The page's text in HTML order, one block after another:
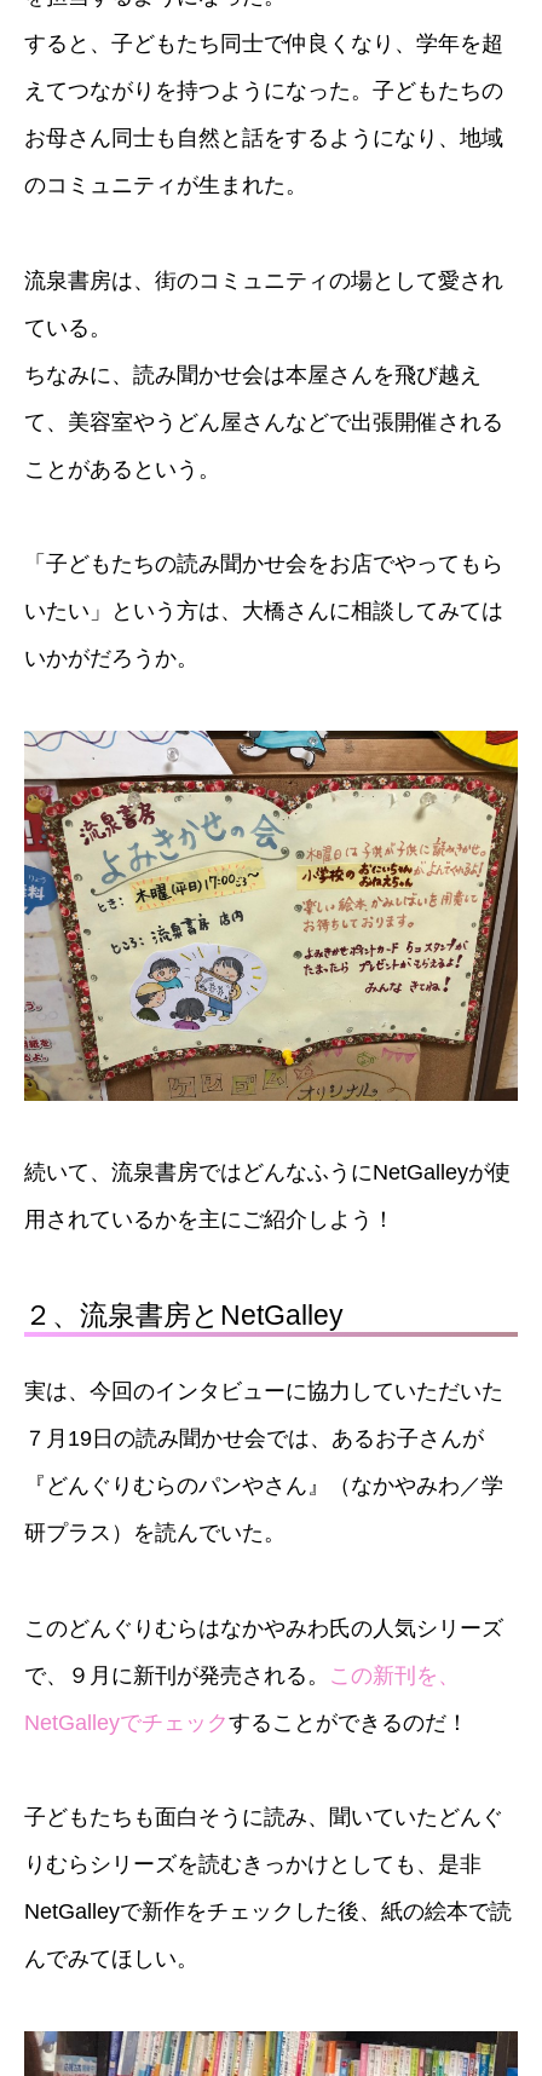
すると、子どもたち同士で仲良くなり、学年を超
えてつながりを持つようになった。子どもたちの
お母さん同士も自然と話をするようになり、地域
のコミュニティが生まれた。
流泉書房は、街のコミュニティの場として愛され
ている。
ちなみに、読み聞かせ会は本屋さんを飛び越え
て、美容室やうどん屋さんなどで出張開催される
ことがあるという。
「子どもたちの読み聞かせ会をお店でやってもら
いたい」という方は、大橋さんに相談してみては
いかがだろうか。
続いて、流泉書房ではどんなふうにNetGalleyが使
用されているかを主にご紹介しよう！
２、流泉書房とNetGalley
実は、今回のインタビューに協力していただいた
７月19日の読み聞かせ会では、あるお子さんが
『どんぐりむらのパンやさん』（なかやみわ／学
研プラス）を読んでいた。
このどんぐりむらはなかやみわ氏の人気シリーズ
で、９月に新刊が発売される。 この新刊を、
NetGalleyでチェックすることができるのだ！
子どもたちも面白そうに読み、聞いていたどんぐ
りむらシリーズを読むきっかけとしても、是非
NetGalleyで新作をチェックした後、紙の絵本で読
んでみてほしい。